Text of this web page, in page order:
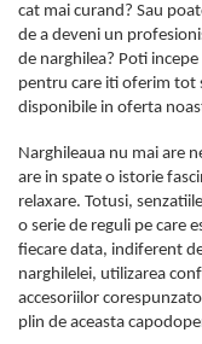
cat mai curand? Sau
de a deveni un
de narghilea? Poti
pentru care iti oferim tot
disponibile in oferta
Narghileaua nu mai are
are in spate o istorie
relaxare. Totusi,
o serie de reguli pe care
fiecare data, indiferent
narghilelei, utilizarea
accesoriilor
plin de aceasta